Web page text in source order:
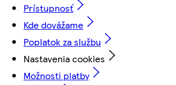
Prístupnosť
Kde dovážame
Poplatok za službu
Nastavenia cookies
Možnosti platby